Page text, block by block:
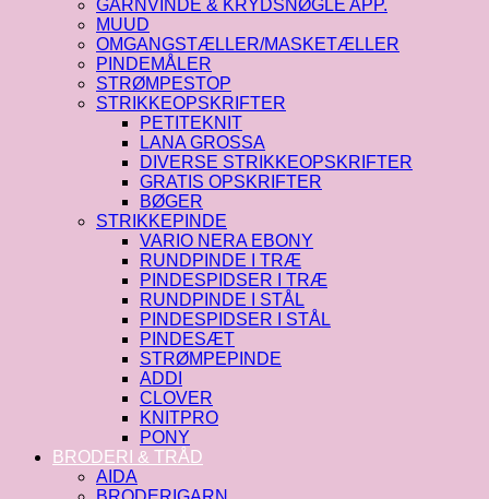
GARNVINDE & KRYDSNØGLE APP.
MUUD
OMGANGSTÆLLER/MASKETÆLLER
PINDEMÅLER
STRØMPESTOP
STRIKKEOPSKRIFTER
PETITEKNIT
LANA GROSSA
DIVERSE STRIKKEOPSKRIFTER
GRATIS OPSKRIFTER
BØGER
STRIKKEPINDE
VARIO NERA EBONY
RUNDPINDE I TRÆ
PINDESPIDSER I TRÆ
RUNDPINDE I STÅL
PINDESPIDSER I STÅL
PINDESÆT
STRØMPEPINDE
ADDI
CLOVER
KNITPRO
PONY
BRODERI & TRÅD
AIDA